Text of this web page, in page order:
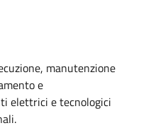
manutenzione
e
elettrici e tecnologici